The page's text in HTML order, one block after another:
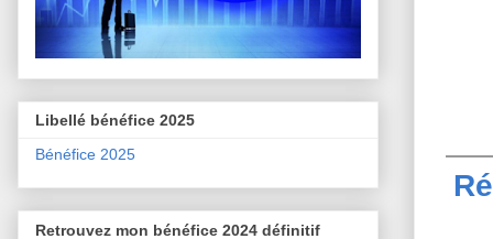
Libellé bénéfice 2025
Bénéfice 2025
Retrouvez mon bénéfice 2024 définitif